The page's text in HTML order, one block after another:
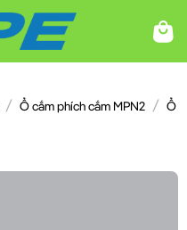
/ Ổ cắm phích cắm MPN2 / Ổ